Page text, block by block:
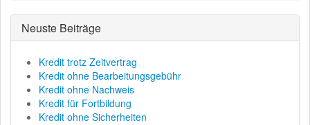
Neuste Beiträge
Kredit trotz Zeitvertrag
Kredit ohne Bearbeitungsgebühr
Kredit ohne Nachweis
Kredit für Fortbildung
Kredit ohne Sicherheiten